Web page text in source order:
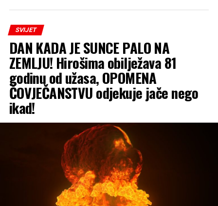
SVIJET
DAN KADA JE SUNCE PALO NA
ZEMLJU! Hirošima obilježava 81
godinu od užasa, OPOMENA
ČOVJEČANSTVU odjekuje jače nego
ikad!